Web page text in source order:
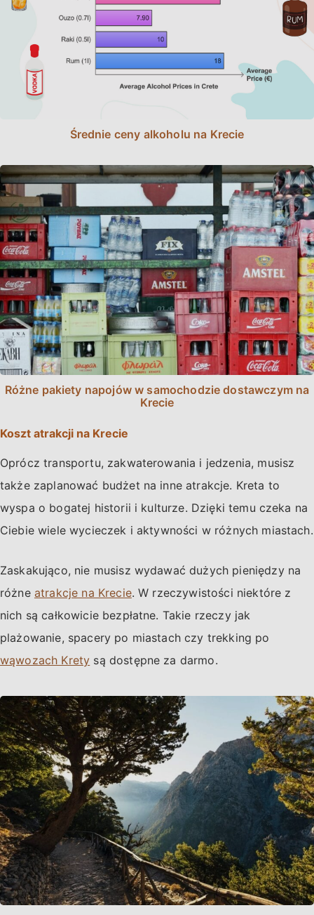
Średnie ceny alkoholu na Krecie
Różne pakiety napojów w samochodzie dostawczym na
Krecie
Koszt atrakcji na Krecie
Oprócz transportu, zakwaterowania i jedzenia, musisz
także zaplanować budżet na inne atrakcje. Kreta to
wyspa o bogatej historii i kulturze. Dzięki temu czeka na
Ciebie wiele wycieczek i aktywności w różnych miastach.
Zaskakująco, nie musisz wydawać dużych pieniędzy na
różne atrakcje na Krecie. W rzeczywistości niektóre z
nich są całkowicie bezpłatne. Takie rzeczy jak
plażowanie, spacery po miastach czy trekking po
wąwozach Krety są dostępne za darmo.